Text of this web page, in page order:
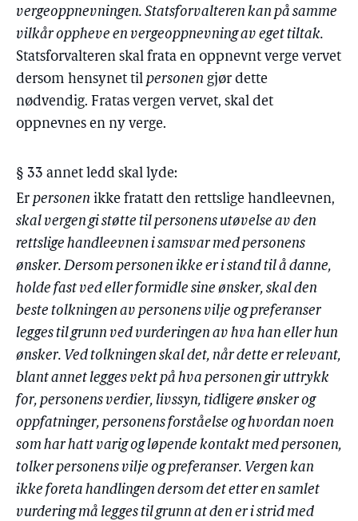
vergeoppnevningen. Statsforvalteren kan på samme
vilkår oppheve en vergeoppnevning av eget tiltak.
Statsforvalteren skal frata en oppnevnt verge vervet
dersom hensynet til personen gjør dette
nødvendig. Fratas vergen vervet, skal det
oppnevnes en ny verge.
§ 33 annet ledd skal lyde:
Er personen ikke fratatt den rettslige handleevnen,
skal vergen gi støtte til personens utøvelse av den
rettslige handleevnen i samsvar med personens
ønsker. Dersom personen ikke er i stand til å danne,
holde fast ved eller formidle sine ønsker, skal den
beste tolkningen av personens vilje og preferanser
legges til grunn ved vurderingen av hva han eller hun
ønsker. Ved tolkningen skal det, når dette er relevant,
blant annet legges vekt på hva personen gir uttrykk
for, personens verdier, livssyn, tidligere ønsker og
oppfatninger, personens forståelse og hvordan noen
som har hatt varig og løpende kontakt med personen,
tolker personens vilje og preferanser. Vergen kan
ikke foreta handlingen dersom det etter en samlet
vurdering må legges til grunn at den er i strid med